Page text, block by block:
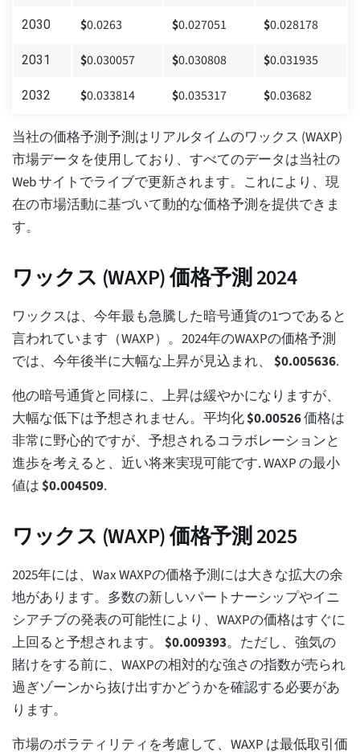
2030 $0.0263 $0.027051 $0.028178
2031 $0.030057 $0.030808 $0.031935
2032 $0.033814 $0.035317 $0.03682
当社の価格予測予測はリアルタイムのワックス (WAXP)
市場データを使用しており、すべてのデータは当社の
Web サイトでライブで更新されます。これにより、現
在の市場活動に基づいて動的な価格予測を提供できま
す。
ワックス (WAXP) 価格予測 2024
ワックスは、今年最も急騰した暗号通貨の1つであると
言われています（WAXP）。2024年のWAXPの価格予測
では、今年後半に大幅な上昇が見込まれ、 $0.005636.
他の暗号通貨と同様に、上昇は緩やかになりますが、
大幅な低下は予想されません。平均化$0.00526価格は
非常に野心的ですが、予想されるコラボレーションと
進歩を考えると、近い将来実現可能です. WAXP の最小
値は$0.004509.
ワックス (WAXP) 価格予測 2025
2025年には、Wax WAXPの価格予測には大きな拡大の余
地があります。多数の新しいパートナーシップやイニ
シアチブの発表の可能性により、WAXPの価格はすぐに
上回ると予想されます。 $0.009393。ただし、強気の
賭けをする前に、WAXPの相対的な強さの指数が売られ
過ぎゾーンから抜け出すかどうかを確認する必要があ
ります。
市場のボラティリティを考慮して、WAXP は最低取引価